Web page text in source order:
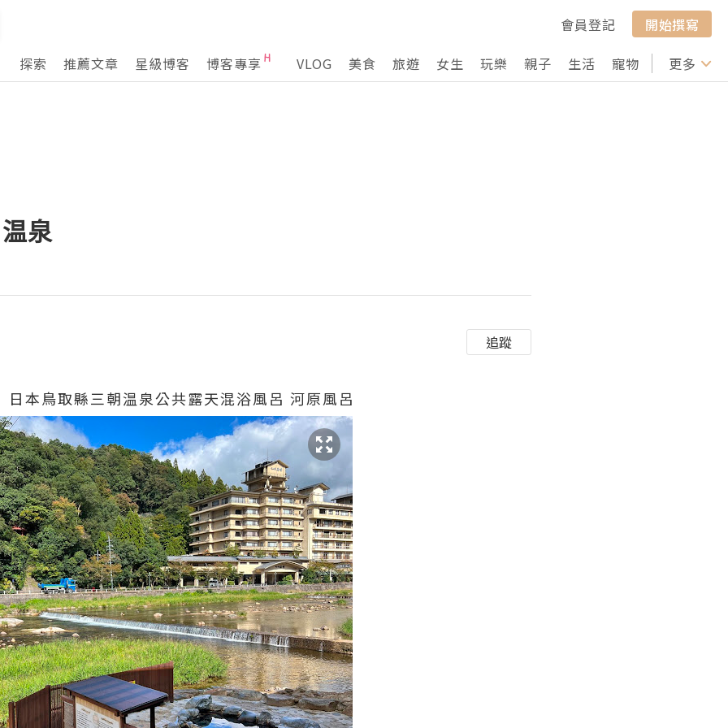
會員登記
開始撰寫
探索
推薦文章 星級博客 博客專享 VLOG 美食 旅遊 女生 玩樂 親子 生活 寵物 行山 打卡
更多
泉
追蹤
日本鳥取縣三朝温泉公共露天混浴風呂 河原風呂